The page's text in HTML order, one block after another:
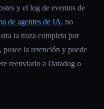
y el log de eventos de
de agentes de IA, no
la traza completa por
posee la retención y puede
reenviarlo a Datadog o